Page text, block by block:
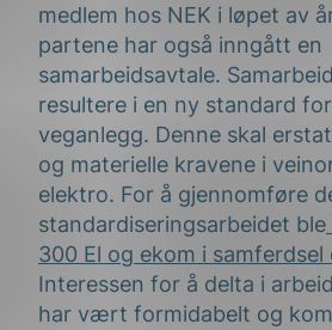
medlem hos NEK i løpet av
partene har også inngått en
samarbeidsavtale.
resultere i en ny standard
veganlegg. Denne skal
og materielle kravene i
elektro. For å gjennomføre
standardiseringsarbeidet ble
300 El og ekom i
Interessen for å delta i
har vært formidabelt og